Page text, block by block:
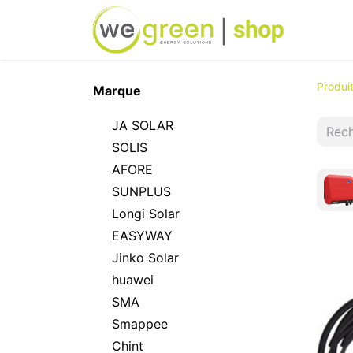
Marque
JA SOLAR
SOLIS
AFORE
SUNPLUS
Longi Solar
EASYWAY
Jinko Solar
huawei
SMA
Smappee
Chint